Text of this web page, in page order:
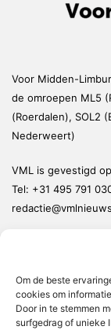
Om de beste
cookies om
Door in te stemmen
surfgedrag of unieke
Voor Midden-
de omroepen ML5
(Roerdalen), SOL2
Nederweert)
VML is gevestigd
Tel: +31 495 791
Nederweert
Leudal
Maasgouw